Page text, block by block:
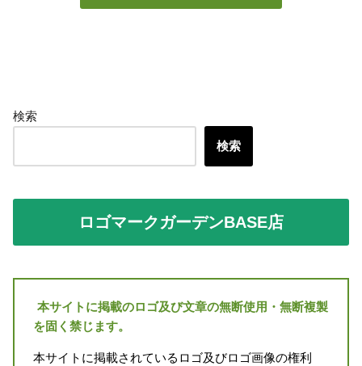
検索
検索
ロゴマークガーデンBASE店
本サイトに掲載のロゴ及び文章の無断使用・無断複製
を固く禁じます。
本サイトに掲載されているロゴ及びロゴ画像の権利